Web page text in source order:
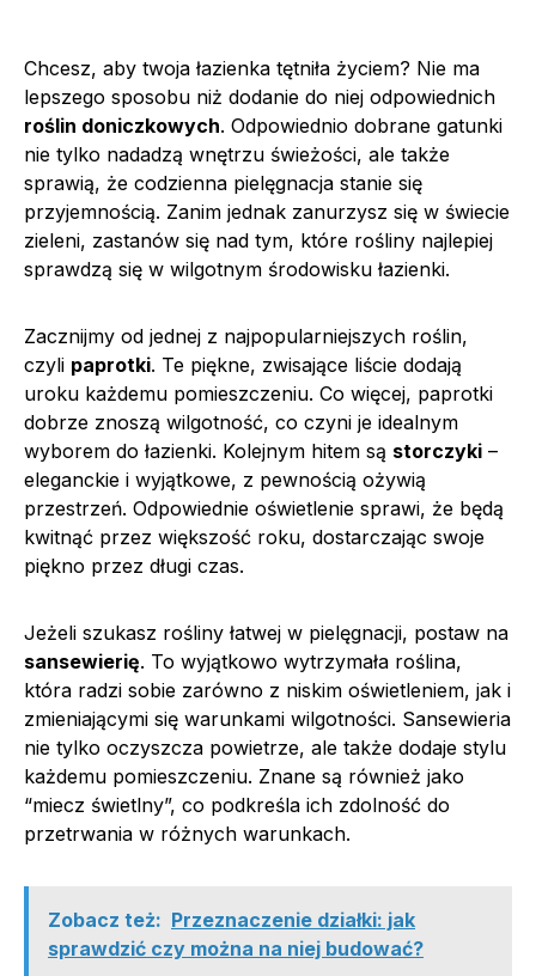
Chcesz, aby twoja łazienka tętniła życiem? Nie ma
lepszego sposobu niż dodanie do niej odpowiednich
roślin doniczkowych. Odpowiednio dobrane gatunki
nie tylko nadadzą wnętrzu świeżości, ale także
sprawią, że codzienna pielęgnacja stanie się
przyjemnością. Zanim jednak zanurzysz się w świecie
zieleni, zastanów się nad tym, które rośliny najlepiej
sprawdzą się w wilgotnym środowisku łazienki.
Zacznijmy od jednej z najpopularniejszych roślin,
czyli paprotki. Te piękne, zwisające liście dodają
uroku każdemu pomieszczeniu. Co więcej, paprotki
dobrze znoszą wilgotność, co czyni je idealnym
wyborem do łazienki. Kolejnym hitem są storczyki –
eleganckie i wyjątkowe, z pewnością ożywią
przestrzeń. Odpowiednie oświetlenie sprawi, że będą
kwitnąć przez większość roku, dostarczając swoje
piękno przez długi czas.
Jeżeli szukasz rośliny łatwej w pielęgnacji, postaw na
sansewierię. To wyjątkowo wytrzymała roślina,
która radzi sobie zarówno z niskim oświetleniem, jak i
zmieniającymi się warunkami wilgotności. Sansewieria
nie tylko oczyszcza powietrze, ale także dodaje stylu
każdemu pomieszczeniu. Znane są również jako
“miecz świetlny”, co podkreśla ich zdolność do
przetrwania w różnych warunkach.
Zobacz też: Przeznaczenie działki: jak
sprawdzić czy można na niej budować?